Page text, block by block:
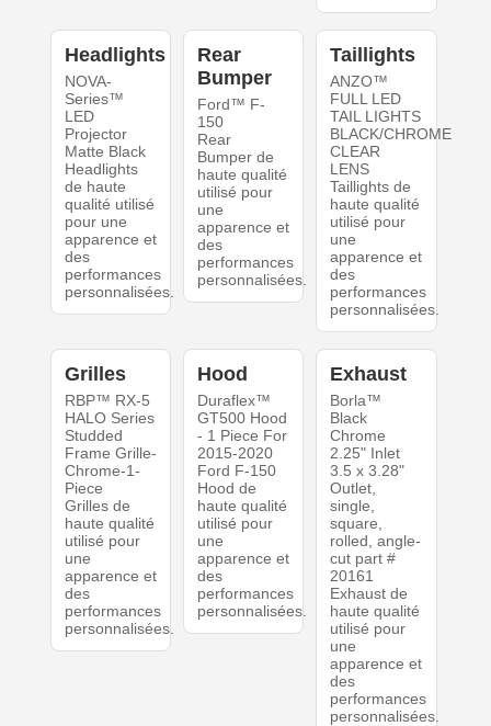
Headlights
NOVA-
Series™
LED
Projector
Matte Black
Headlights
de haute
qualité utilisé
pour une
apparence et
des
performances
personnalisées.
Rear
Bumper
Ford™ F-
150
Rear
Bumper de
haute qualité
utilisé pour
une
apparence et
des
performances
personnalisées.
Taillights
ANZO™
FULL LED
TAIL LIGHTS
BLACK/CHROME
CLEAR
LENS
Taillights de
haute qualité
utilisé pour
une
apparence et
des
performances
personnalisées.
Grilles
RBP™ RX-5
HALO Series
Studded
Frame Grille-
Chrome-1-
Piece
Grilles de
haute qualité
utilisé pour
une
apparence et
des
performances
personnalisées.
Hood
Duraflex™
GT500 Hood
- 1 Piece For
2015-2020
Ford F-150
Hood de
haute qualité
utilisé pour
une
apparence et
des
performances
personnalisées.
Exhaust
Borla™
Black
Chrome
2.25" Inlet
3.5 x 3.28"
Outlet,
single,
square,
rolled, angle-
cut part #
20161
Exhaust de
haute qualité
utilisé pour
une
apparence et
des
performances
personnalisées.